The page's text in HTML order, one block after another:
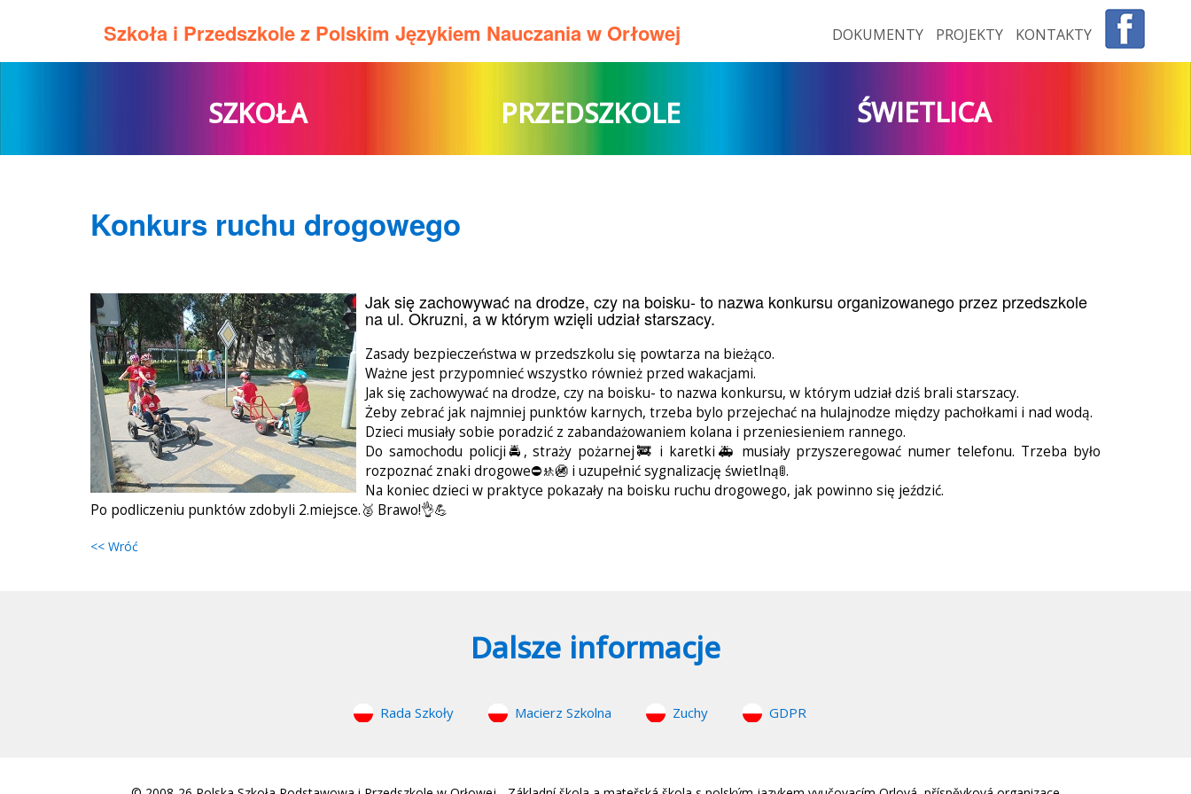
Szkoła i Przedszkole z Polskim Językiem Nauczania w Orłowej DOKUMENTY PROJEKTY KONTAKTY
SZKOŁA PRZEDSZKOLE ŚWIETLICA
Konkurs ruchu drogowego
Jak się zachowywać na drodze, czy na boisku- to nazwa konkursu organizowanego przez przedszkole
na ul. Okruzni, a w którym wzięli udział starszacy.
Zasady bezpieczeństwa w przedszkolu się powtarza na bieżąco.
Ważne jest przypomnieć wszystko również przed wakacjami.
Jak się zachowywać na drodze, czy na boisku- to nazwa konkursu, w którym udział dziś brali starszacy.
Żeby zebrać jak najmniej punktów karnych, trzeba bylo przejechać na hulajnodze między pachołkami i nad wodą.
Dzieci musiały sobie poradzić z zabandażowaniem kolana i przeniesieniem rannego.
Do samochodu policji🚔, straży pożarnej🚒 i karetki🚑 musiały przyszeregować numer telefonu. Trzeba było
rozpoznać znaki drogowe⛔️🚸🚳 i uzupełnić sygnalizację świetlną🚦.
Na koniec dzieci w praktyce pokazały na boisku ruchu drogowego, jak powinno się jeździć.
Po podliczeniu punktów zdobyli 2.miejsce.🥈 Brawo!👌💪
<< Wróć
Dalsze informacje
Rada Szkoły Macierz Szkolna Zuchy GDPR